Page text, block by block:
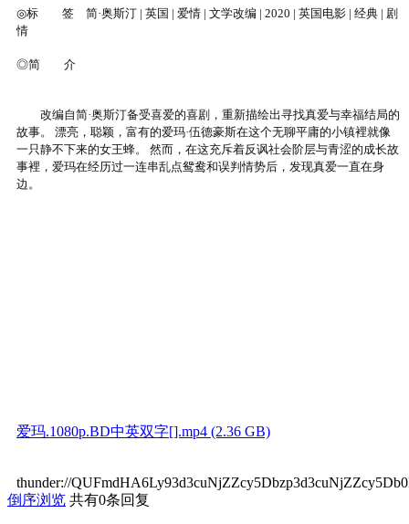
◎标 签 简·奥斯汀 | 英国 | 爱情 | 文学改编 | 2020 | 英国电影 | 经典 | 剧
情
◎简 介
改编自简·奥斯汀备受喜爱的喜剧，重新描绘出寻找真爱与幸福结局的
故事。 漂亮，聪颖，富有的爱玛·伍德豪斯在这个无聊平庸的小镇裡就像
一只静不下来的女王蜂。 然而，在这充斥着反讽社会阶层与青涩的成长故
事裡，爱玛在经历过一连串乱点鸳鸯和误判情势后，发现真爱一直在身
边。
爱玛.1080p.BD中英双字[].mp4 (2.36 GB)
thunder://
倒序浏览 共有0条回复